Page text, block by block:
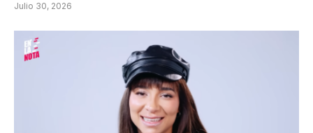
Julio 30, 2026